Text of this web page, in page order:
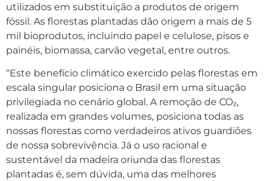
utilizados em substituição a produtos de origem
fóssil. As florestas plantadas dão origem a mais de 5
mil bioprodutos, incluindo papel e celulose, pisos e
painéis, biomassa, carvão vegetal, entre outros.
“Este benefício climático exercido pelas florestas em
escala singular posiciona o Brasil em uma situação
privilegiada no cenário global. A remoção de CO₂,
realizada em grandes volumes, posiciona todas as
nossas florestas como verdadeiros ativos guardiões
de nossa sobrevivência. Já o uso racional e
sustentável da madeira oriunda das florestas
plantadas é, sem dúvida, uma das melhores